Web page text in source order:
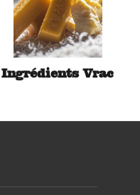
Ingrédients Vrac